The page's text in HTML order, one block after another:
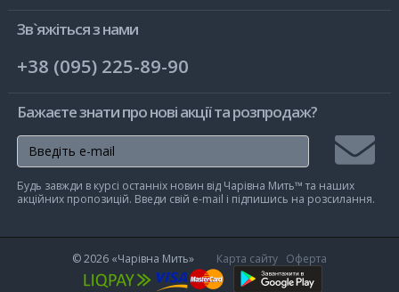
Зв`яжіться з нами
+38 (095) 225-89-90
Бажаєте знати про нові акції та розпродаж?
на
Будь завжди в курсі останніх новин від Чарівна Мить™ та наших
акційних пропозицій. Введи свій e-mail і підпишись на розсилання.
© 2026 «Чарівна Мить» Карта сайту Оферта